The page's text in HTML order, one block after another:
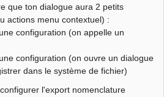
que ton dialogue aura 2 petits
actions menu contextuel) :
configuration (on appelle un
configuration (on ouvre un dialogue
dans le système de fichier)
l'export nomenclature